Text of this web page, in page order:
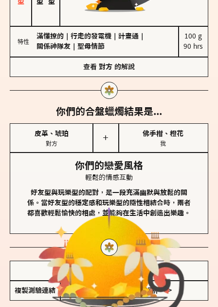
特性
滿懂撩的 行走的發電機 計畫通
關係神隊友
聖母情節
100 g
90 hrs
查看 對方 的解說
你們的合盤蠟燭結果是...
皮革、琥珀
對方
＋
佛手柑、橙花
我
你們的戀愛風格
輕鬆的情感互動
好友型與玩樂型的配對，是一段充滿幽默與放鬆的關
係。當好友型的穩定感和玩樂型的隨性相結合時，兩者
都喜歡輕鬆愉快的相處，並能夠在生活中創造出樂趣。
儲存我的結果圖
複製測驗連結 查看香氛類型全解析 >>>